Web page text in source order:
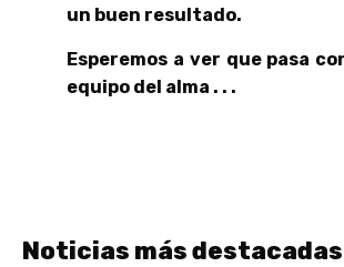
un buen resultado.
Esperemos a ver que pasa
equipo del alma . . .
Noticias más destacadas